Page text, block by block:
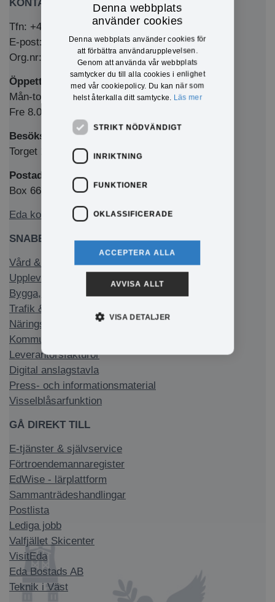
KONTAKTA OSS
Tfn: +46 (0)571-281 00
E-post: kommun@eda.se
Org.nr: 212000-1769
Öppettider Medborgarkontor/växel
Mån-tors 8.00-12.00 & 13.00-16.00
Fre 8.00-12.00 & 13.00-15.00
Besöksadress
Torget 1, 673 32 Charlottenberg
Postadress
Box 66, 673 22 Charlottenberg
Eda kommun på Facebook
SNABBLÄNKAR
Vård & stöd
Uppleva & göra
Bygga, bo & miljö
Trafik & infrastruktur
Näringsliv & arbete
Kommun & politik
Leverantörsfakturor
Digital anslagstavla
Press- och informationsmaterial
Visselblåsarfunktion
GÅ DIREKT TILL
E-tjänster & självservice
Förtroendemannaregister
EdWise - lärplattform
Sammanträdeshandlingar
Postlista
Lediga jobb
Valfjället Skicenter
VisitEda
Eda Bostads AB
Teknik i Väst
Denna webbplats
använder cookies
Denna webbplats använder cookies för
att förbättra användarupplevelsen.
Genom att använda vår webbplats
samtycker du till alla cookies i enlighet
med vår cookiepolicy. Du kan när som
helst återkalla ditt samtycke. Läs mer
STRIKT NÖDVÄNDIGT
INRIKTNING
FUNKTIONER
OKLASSIFICERADE
ACCEPTERA ALLA
AVVISA ALLT
VISA DETALJER